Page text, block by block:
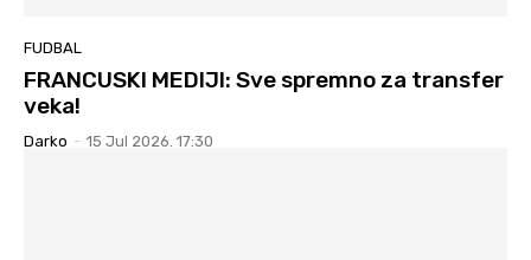
FUDBAL
FRANCUSKI MEDIJI: Sve spremno za transfer
veka!
Darko - 15 Jul 2026. 17:30